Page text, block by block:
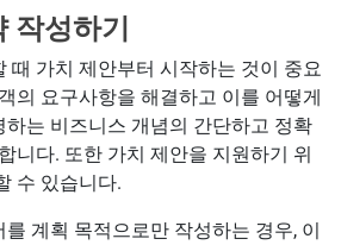
작성하기
때 가치 제안부터 시작하는 것이 중요
의 요구사항을 해결하고 이를 어떻게
는 비즈니스 개념의 간단하고 정확
니다. 또한 가치 제안을 지원하기 위
수 있습니다.
계획 목적으로만 작성하는 경우, 이